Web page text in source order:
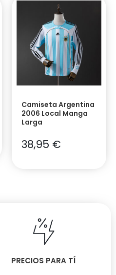
Camiseta Argentina
2006 Local Manga
Larga
38,95 €
PRECIOS PARA TÍ